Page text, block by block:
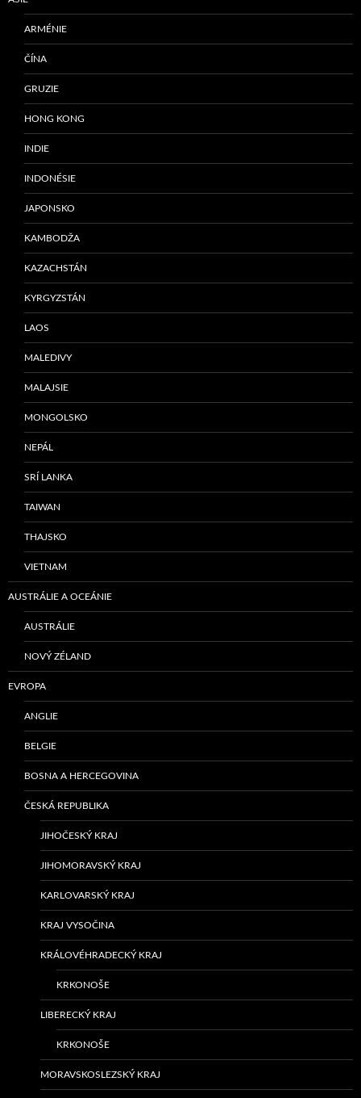
ARMÉNIE
ČÍNA
GRUZIE
HONG KONG
INDIE
INDONÉSIE
JAPONSKO
KAMBODŽA
KAZACHSTÁN
KYRGYZSTÁN
LAOS
MALEDIVY
MALAJSIE
MONGOLSKO
NEPÁL
SRÍ LANKA
TAIWAN
THAJSKO
VIETNAM
AUSTRÁLIE A OCEÁNIE
AUSTRÁLIE
NOVÝ ZÉLAND
EVROPA
ANGLIE
BELGIE
BOSNA A HERCEGOVINA
ČESKÁ REPUBLIKA
JIHOČESKÝ KRAJ
JIHOMORAVSKÝ KRAJ
KARLOVARSKÝ KRAJ
KRAJ VYSOČINA
KRÁLOVÉHRADECKÝ KRAJ
KRKONOŠE
LIBERECKÝ KRAJ
KRKONOŠE
MORAVSKOSLEZSKÝ KRAJ